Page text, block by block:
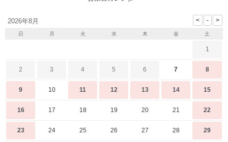
2026年8月
日 月 火 水 木 金 土
1
2 3 4 5 6 7 8
9 10 11 12 13 14 15
16 17 18 19 20 21 22
23 24 25 26 27 28 29